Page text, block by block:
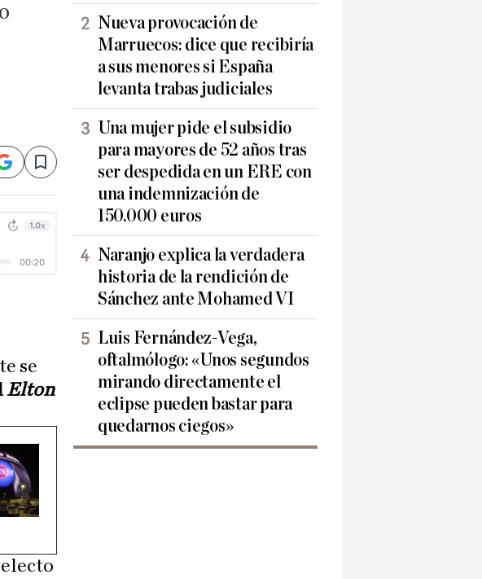
Save
se
Elton
Nueva provocación de
Marruecos: dice que recibiría
a sus menores si España
levanta trabas judiciales
Una mujer pide el subsidio
para mayores de 52 años tras
ser despedida en un ERE con
una indemnización de
150.000 euros
Naranjo explica la verdadera
historia de la rendición de
Sánchez ante Mohamed VI
Luis Fernández-Vega,
oftalmólogo: «Unos segundos
mirando directamente el
eclipse pueden bastar para
quedarnos ciegos»